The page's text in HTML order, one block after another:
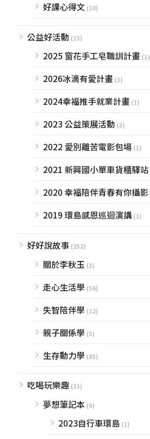
好課心得文 (18)
公益好活動 (13)
2025 窗花手工皂職訓計畫 (1)
2026冰滴有愛計畫 (1)
2024幸福推手就業計畫 (1)
2023 公益策展活動 (3)
2022 愛別離苦電影包場 (1)
2021 新興國小單車貨櫃驛站
2020 幸福陪伴青春有你攝影
2019 環島感恩巡迴演講 (1)
好好說故事 (252)
關於李秋玉 (3)
走心生活學 (56)
失智陪伴學 (12)
親子關係學 (5)
生存動力學 (83)
吃喝玩樂趣 (33)
夢想筆記本 (6)
2023自行車環島 (1)